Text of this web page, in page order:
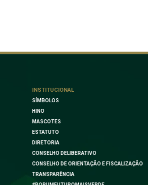
INSTITUCIONAL
SÍMBOLOS
HINO
MASCOTES
ESTATUTO
DIRETORIA
CONSELHO DELIBERATIVO
CONSELHO DE ORIENTAÇÃO E FISCALIZAÇÃO
TRANSPARÊNCIA